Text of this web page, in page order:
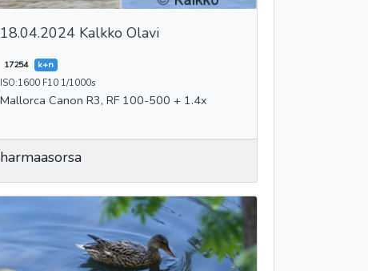
18.04.2024 Kalkko Olavi
17254 k+n
ISO:1600 F10 1/1000s
Mallorca Canon R3, RF 100-500 + 1.4x
harmaasorsa